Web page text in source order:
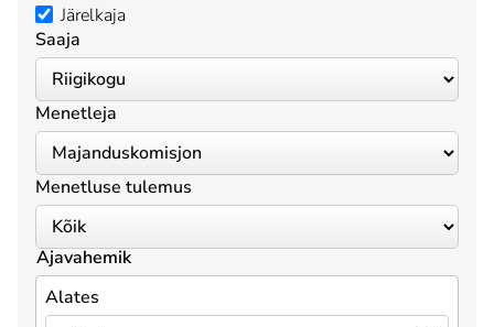
Järelkaja
Saaja
Menetleja
Menetluse tulemus
Ajavahemik
Alates